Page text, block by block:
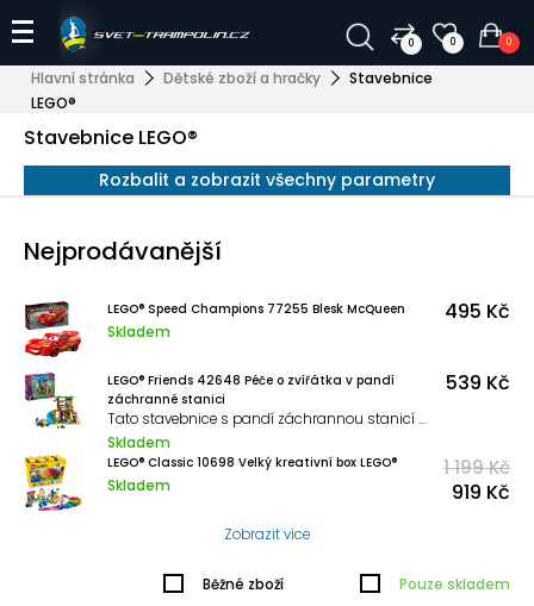
0 0 0
Hlavní stránka Dětské zboží a hračky
Stavebnice
LEGO®
Stavebnice LEGO®
Rozbalit a zobrazit všechny parametry
Nejprodávanější
LEGO® Speed Champions 77255 Blesk McQueen
Skladem
495 Kč
LEGO® Friends 42648 Péče o zvířátka v pandí
záchranné stanici
Tato stavebnice s pandí záchrannou stanicí představuje skvělý narozeninový dárek pro děti a obsahuje 2 minipanenky, 3 figurky pand a spoustu doplňků.
Skladem
539 Kč
LEGO® Classic 10698 Velký kreativní box LEGO®
Skladem
1 199 Kč
919 Kč
Zobrazit více
Běžné zboží Pouze skladem